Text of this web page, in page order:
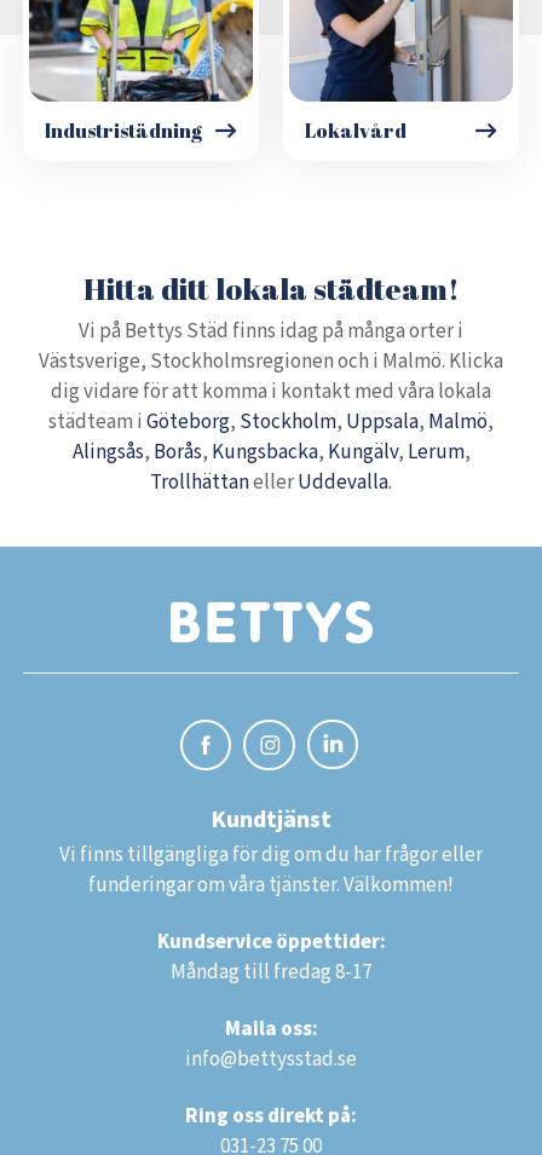
Industristädning Lokalvård
Hitta ditt lokala städteam!
Vi på Bettys Städ finns idag på många orter i
Västsverige, Stockholmsregionen och i Malmö. Klicka
dig vidare för att komma i kontakt med våra lokala
städteam i Göteborg, Stockholm, Uppsala, Malmö,
Alingsås, Borås, Kungsbacka, Kungälv, Lerum,
TrollhättanellerUddevalla.
Kundtjänst
Vi finns tillgängliga för dig om du har frågor eller
funderingar om våra tjänster. Välkommen!
Kundservice öppettider:
Måndag till fredag 8-17
Maila oss:
info@bettysstad.se
Ring oss direkt på:
031-23 75 00